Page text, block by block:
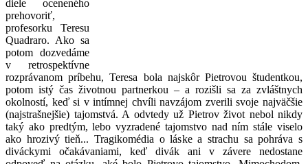
diele oceneného
prehovoriť,
profesorku Teresu
Quadraro. Ako sa
potom dozvedáme
v retrospektívne
rozprávanom príbehu, Teresa bola najskôr Pietrovou študentkou,
potom istý čas životnou partnerkou – a rozišli sa za zvláštnych
okolností, keď si v intímnej chvíli navzájom zverili svoje najväčšie
(najstrašnejšie) tajomstvá. A odvtedy už Pietrov život nebol nikdy
taký ako predtým, lebo vyzradené tajomstvo nad ním stále viselo
ako hrozivý tieň... Tragikomédia o láske a strachu sa pohráva s
diváckymi očakávaniami, keď divák ani v závere nedostane